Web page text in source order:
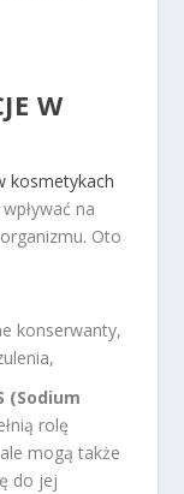
W
kosmetykach
na
Oto
konserwanty,
(Sodium
rolę
mogą także
do jej